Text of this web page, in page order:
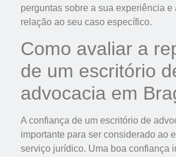
perguntas sobre a sua experiência e
relação ao seu caso específico.
Como avaliar a
de um escritório
advocacia em
A confiança de um escritório de
importante para ser considerado ao
serviço jurídico. Uma boa confiança